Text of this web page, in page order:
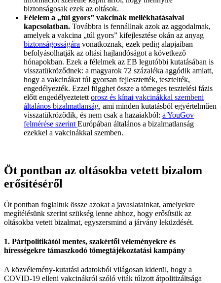
biztonságosak ezek az oltások.
Félelem a „túl gyors” vakcinák mellékhatásaival
kapcsolatban. Továbbra is fennállnak azok az aggodalmak,
amelyek a vakcina „túl gyors” kifejlesztése okán az anyag
biztonságosságára vonatkoznak, ezek pedig alapjaiban
befolyásolhatják az oltási hajlandóságot a következő
hónapokban. Ezek a félelmek az EB legutóbbi kutatásában is
visszatükröződnek: a magyarok 72 százaléka aggódik amiatt,
hogy a vakcinákat túl gyorsan fejlesztették, tesztelték,
engedélyezték. Ezzel függhet össze a tömeges tesztelési fázis
előtt engedélyeztetett orosz és kínai vakcinákkal szembeni
általános bizalmatlanság, ami minden kutatásból egyértelműen
visszatükröződik, és nem csak a hazaiakból: a YouGov
felmérése szerint Európában általános a bizalmatlanság
ezekkel a vakcinákkal szemben.
Öt pontban az oltásokba vetett bizalom
erősítéséről
Öt pontban foglaltuk össze azokat a javaslatainkat, amelyekre
megítélésünk szerint szükség lenne ahhoz, hogy erősítsük az
oltásokba vetett bizalmat, egyszersmind a járvány leküzdését.
1. Pártpolitikától mentes, szakértői véleményekre és
hírességekre támaszkodó tömegtájékoztatási kampány
A közvélemény-kutatási adatokból világosan kiderül, hogy a
COVID-19 elleni vakcinákról szóló viták túlzott átpolitizáltsága